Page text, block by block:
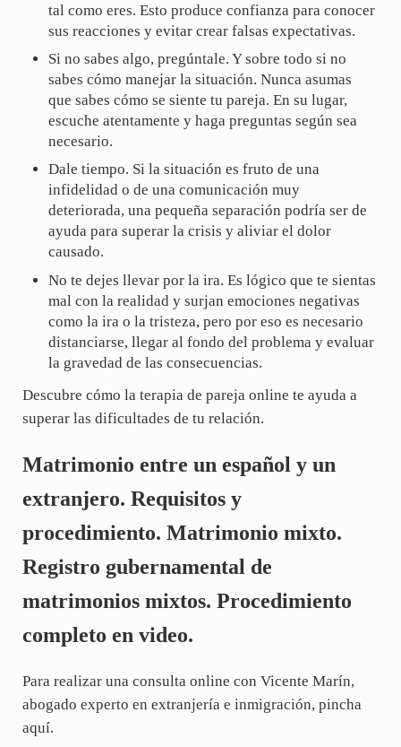
tal como eres. Esto produce confianza para conocer
sus reacciones y evitar crear falsas expectativas.
Si no sabes algo, pregúntale. Y sobre todo si no
sabes cómo manejar la situación. Nunca asumas
que sabes cómo se siente tu pareja. En su lugar,
escuche atentamente y haga preguntas según sea
necesario.
Dale tiempo. Si la situación es fruto de una
infidelidad o de una comunicación muy
deteriorada, una pequeña separación podría ser de
ayuda para superar la crisis y aliviar el dolor
causado.
No te dejes llevar por la ira. Es lógico que te sientas
mal con la realidad y surjan emociones negativas
como la ira o la tristeza, pero por eso es necesario
distanciarse, llegar al fondo del problema y evaluar
la gravedad de las consecuencias.
Descubre cómo la terapia de pareja online te ayuda a
superar las dificultades de tu relación.
Matrimonio entre un español y un
extranjero. Requisitos y
procedimiento. Matrimonio mixto.
Registro gubernamental de
matrimonios mixtos. Procedimiento
completo en video.
Para realizar una consulta online con Vicente Marín,
abogado experto en extranjería e inmigración, pincha
aquí.